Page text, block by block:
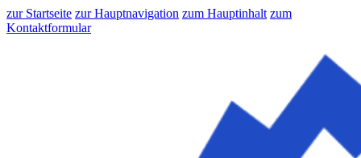
zur Startseite zur Hauptnavigation zum Hauptinhalt zum
Kontaktformular